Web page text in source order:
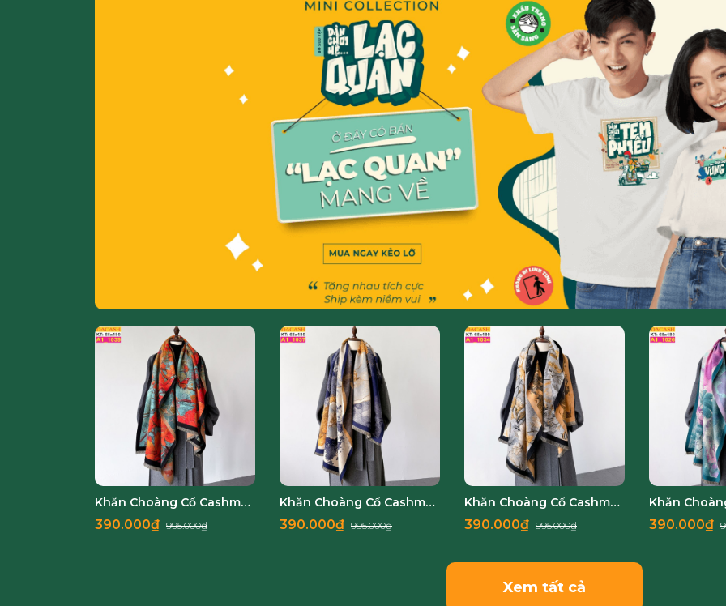
Khăn Choàng Cổ Cashmere Cao Cấp Thế Giới Khăn Đẹp A1_1039_1
390.000₫ 995.000₫
Khăn Choàng Cổ Cashmere Cao Cấp Thế Giới Khăn Đẹp A1_1037_1
390.000₫ 995.000₫
Khăn Choàng Cổ Cashmere Cao Cấp Thế Giới Khăn Đẹp A1_1034_1
390.000₫ 995.000₫ 390.000₫
Xem tất cả